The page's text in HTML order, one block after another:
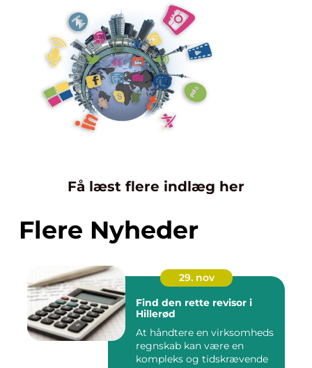
Få læst flere indlæg her
Flere Nyheder
29. nov
Find den rette revisor i
Hillerød
At håndtere en virksomheds
regnskab kan være en
kompleks og tidskrævende